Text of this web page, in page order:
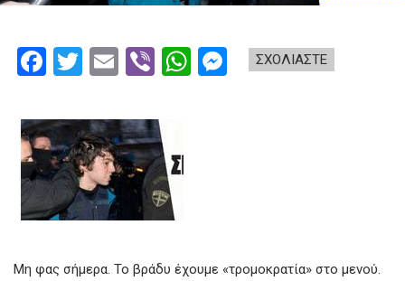
ΣΧΟΛΙΑΣΤΕ
F
ce
b
o
o
T
tt
er
E
ail
Vi
er
W
Μη φας σήμερα. Το βράδυ έχουμε «τρομοκρατία» στο μενού.